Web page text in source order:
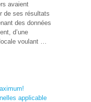
avaient
de ses résultats
des données
d’une
voulant …
applicable